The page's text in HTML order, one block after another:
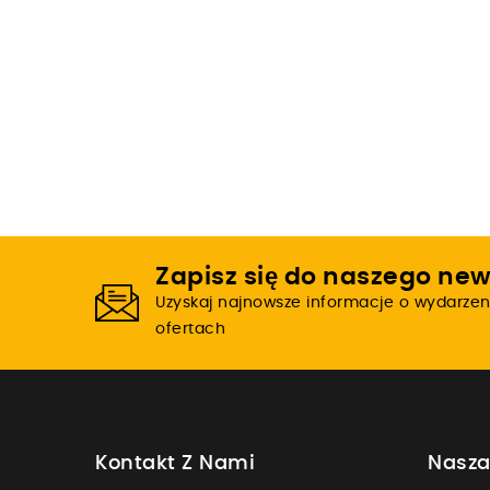
Zapisz się do naszego
Uzyskaj najnowsze informacje o
ofertach
Kontakt Z Nami